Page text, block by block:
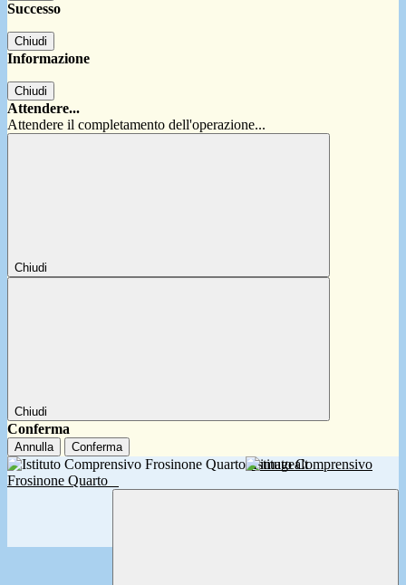
Successo
Chiudi
Informazione
Chiudi
Attendere...
Attendere il completamento dell'operazione...
Chiudi
Chiudi
Conferma
Annulla Conferma
Istituto Comprensivo
Frosinone Quarto